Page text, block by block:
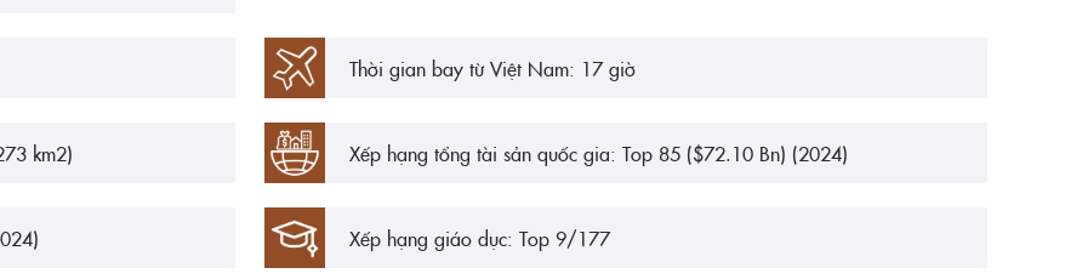
Thời gian bay từ Việt Nam: 17 giờ
km2) Xếp hạng tổng tài sản quốc gia: Top 85 ($72.10 Bn) (2024)
Xếp hạng giáo dục: Top 9/177